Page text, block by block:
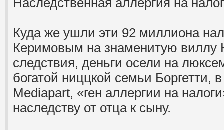
Наследственная аллергия на
Куда же ушли эти 92 миллиона
Керимовым на знаменитую виллу
следствия, деньги осели на
богатой ниццкой семьи Боргетти,
Mediapart, «ген аллергии на
наследству от отца к сыну.